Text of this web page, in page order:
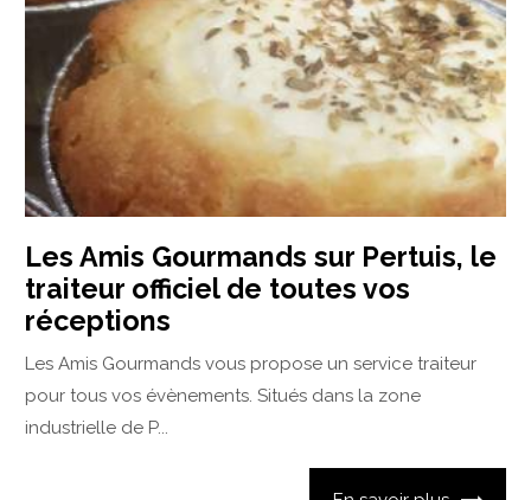
Les Amis Gourmands sur Pertuis, le
traiteur officiel de toutes vos
réceptions
Les Amis Gourmands vous propose un service traiteur
pour tous vos évènements. Situés dans la zone
industrielle de P...